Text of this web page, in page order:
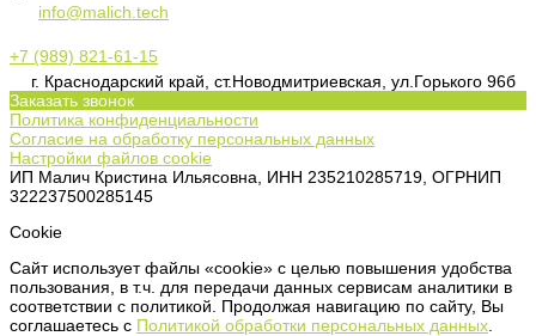
info@malich.tech
+7 (989) 821-61-15
г. Краснодарский край, ст.Новодмитриевская, ул.Горького 96б
Заказать звонок
Политика конфиденциальности
Согласие на обработку персональных данных
Настройки файлов cookie
ИП Малич Кристина Ильясовна, ИНН 235210285719, ОГРНИП
322237500285145
Сookie
Сайт использует файлы «cookie» с целью повышения удобства
пользования, в т.ч. для передачи данных сервисам аналитики в
соответствии с политикой. Продолжая навигацию по сайту, Вы
соглашаетесь с Политикой обработки персональных данных